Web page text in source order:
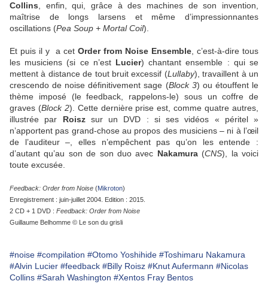
Collins , enfin, qui, grâce à des machines de son invention,
maîtrise de longs larsens et même d’impressionnantes
oscillations (Pea Soup + Mortal Coil).
Et puis il y a cet Order from Noise Ensemble , c’est-à-dire tous
les musiciens (si ce n’est Lucier) chantant ensemble : qui se
mettent à distance de tout bruit excessif (Lullaby), travaillent à un
crescendo de noise définitivement sage (Block 3) ou étouffent le
thème imposé (le feedback, rappelons-le) sous un coffre de
graves (Block 2). Cette dernière prise est, comme quatre autres,
illustrée par Roiszsur un DVD : si ses vidéos « péritel »
n’apportent pas grand-chose au propos des musiciens – ni à l’œil
de l’auditeur –, elles n’empêchent pas qu’on les entende :
d’autant qu’au son de son duo avec Nakamura(CNS), la voici
toute excusée.
Feedback: Order from Noise (Mikroton)
Enregistrement : juin-juillet 2004. Edition : 2015.
2 CD + 1 DVD : Feedback: Order from Noise
Guillaume Belhomme © Le son du grisli
#noise #compilation #Otomo Yoshihide #Toshimaru Nakamura
#Alvin Lucier #feedback #Billy Roisz #Knut Aufermann #Nicolas
Collins #Sarah Washington #Xentos Fray Bentos